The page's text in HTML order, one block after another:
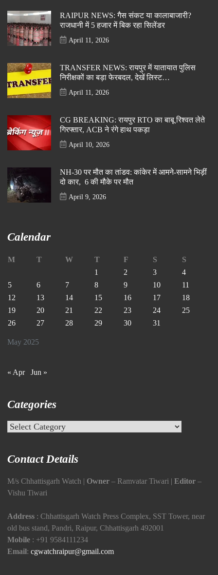
RAIPUR NEWS: गैस संकट या कालाबाजारी?
राजधानी में 5 हजार में बिक रहा सिलेंडर
April 11, 2026
TRANSFER NEWS: रायपुर में यातायात पुलिस
निरीक्षकों का बड़ा फेरबदल, देखें लिस्ट…
April 11, 2026
CG BREAKING: रायपुर RTO का बाबू रिश्वत लेते
गिरफ्तार, ACB ने रंगे हाथ पकड़ा
April 10, 2026
NH-30 पर मौत का तांडव: कांकेर में आमने-सामने भिड़ीं
दो कार, 6 की मौके पर मौत
April 9, 2026
Calendar
May 2025
M T W T F S
S
1
2 3
4
5
6 7 8 9 10
11
12
13 14 15 16 17
18
19
20 21 22 23 24
25
26
27 28 29 30 31
« Apr Jun »
Categories
Categories
Contact Details
M/s Chhattisgarh Watch | Owner – Ramvatar Tiwari | Editor –
Vishu Tiwari
Address : Chhattisgarh Watch Press Complex, SST Tower, near
old bus stand, Pandri, Raipur, Chhattisgarh 492001
Mobile : +91 9584111234
Email: cgwatchraipur@gmail.com